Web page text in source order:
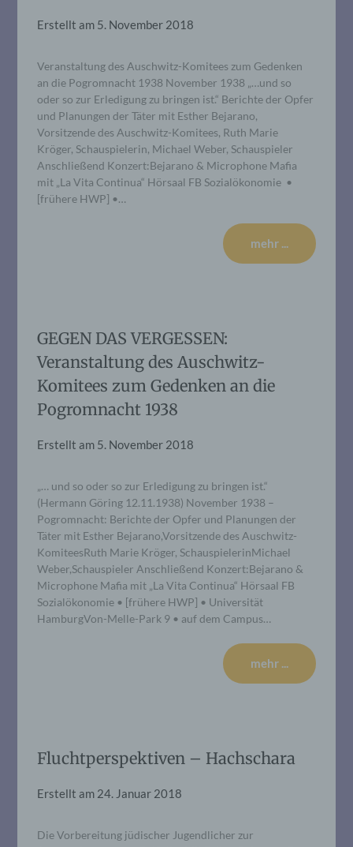
Erstellt am 5. November 2018
Veranstaltung des Auschwitz-Komitees zum Gedenken
an die Pogromnacht 1938 November 1938 „…und so
oder so zur Erledigung zu bringen ist.“ Berichte der Opfer
und Planungen der Täter mit Esther Bejarano,
Vorsitzende des Auschwitz-Komitees, Ruth Marie
Kröger, Schauspielerin, Michael Weber, Schauspieler
Anschließend Konzert:Bejarano & Microphone Mafia
mit „La Vita Continua“ Hörsaal FB Sozialökonomie •
[frühere HWP] •…
mehr ...
GEGEN DAS VERGESSEN:
Veranstaltung des Auschwitz-
Komitees zum Gedenken an die
Pogromnacht 1938
Erstellt am 5. November 2018
„… und so oder so zur Erledigung zu bringen ist.“
(Hermann Göring 12.11.1938) November 1938 –
Pogromnacht: Berichte der Opfer und Planungen der
Täter mit Esther Bejarano,Vorsitzende des Auschwitz-
KomiteesRuth Marie Kröger, SchauspielerinMichael
Weber,Schauspieler Anschließend Konzert:Bejarano &
Microphone Mafia mit „La Vita Continua“ Hörsaal FB
Sozialökonomie • [frühere HWP] • Universität
HamburgVon-Melle-Park 9 • auf dem Campus…
mehr ...
Fluchtperspektiven – Hachschara
Erstellt am 24. Januar 2018
Die Vorbereitung jüdischer Jugendlicher zur